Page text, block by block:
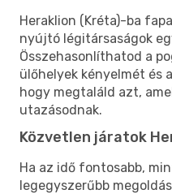
Heraklion (Kréta)-ba
nyújtó légitársaságok
Összehasonlíthatod a
ülőhelyek kényelmét és
hogy megtaláld azt,
utazásodnak.
Közvetlen járatok
Ha az idő fontosabb,
legegyszerűbb